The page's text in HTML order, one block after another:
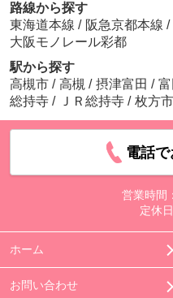
路線から探す
東海道本線 / 阪急京都本線 /
大阪モノレール彩都
駅から探す
高槻市 / 高槻 / 摂津富田 / 富
総持寺 / ＪＲ総持寺 / 枚方市
電話
営業時間：
定休日
ホーム
お問い合わせ